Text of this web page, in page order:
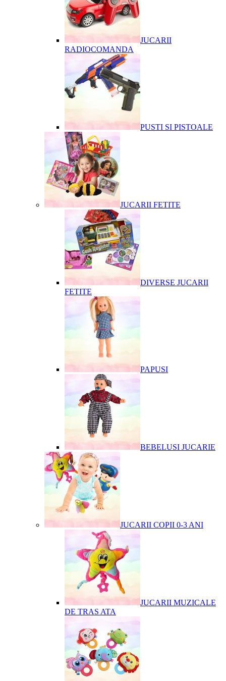
JUCARII
RADIOCOMANDA
PUSTI SI PISTOALE
JUCARII FETITE
DIVERSE JUCARII
FETITE
PAPUSI
BEBELUSI JUCARIE
JUCARII COPII 0-3 ANI
JUCARII MUZICALE
DE TRAS ATA